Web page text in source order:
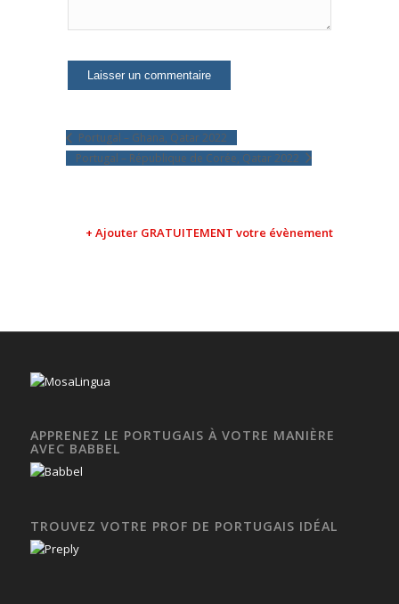
Portugal – Ghana, Qatar 2022
Portugal – République de Corée, Qatar 2022
+ Ajouter GRATUITEMENT votre évènement
APPRENEZ LE PORTUGAIS À VOTRE MANIÈRE
AVEC BABBEL
TROUVEZ VOTRE PROF DE PORTUGAIS IDÉAL